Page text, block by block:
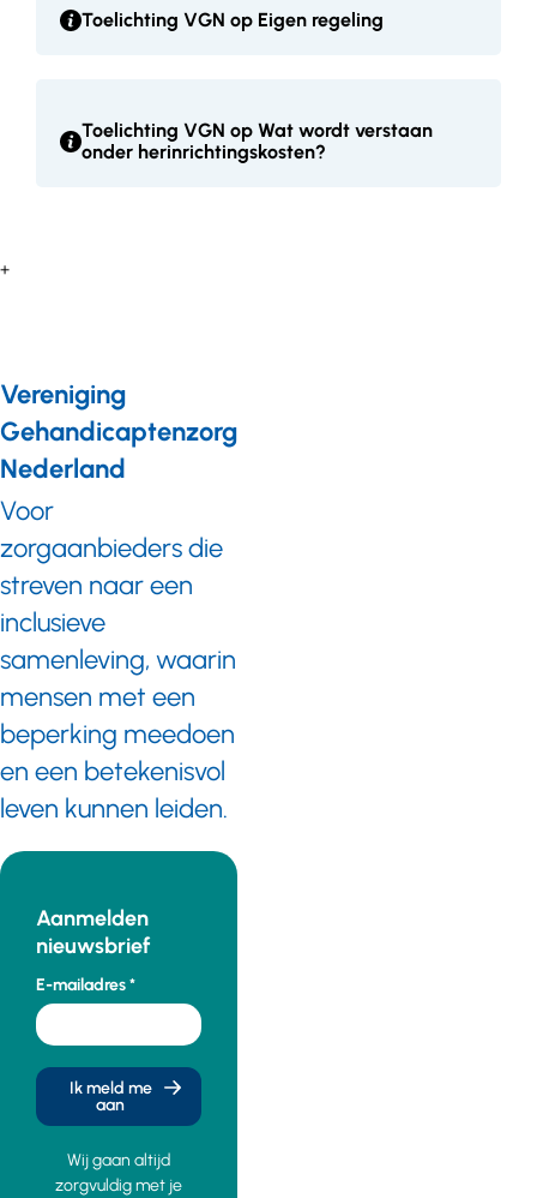
Toelichting VGN op Eigen regeling
Toelichting VGN op Wat wordt verstaan
onder herinrichtingskosten?
+
Vereniging
Gehandicaptenzorg
Nederland
Voor
zorgaanbieders die
streven naar een
inclusieve
samenleving, waarin
mensen met een
beperking meedoen
en een betekenisvol
leven kunnen leiden.
Aanmelden
nieuwsbrief
E-mailadres
Ik meld me
aan
Wij gaan altijd
zorgvuldig met je